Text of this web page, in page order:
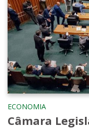
ECONOMIA
Câmara